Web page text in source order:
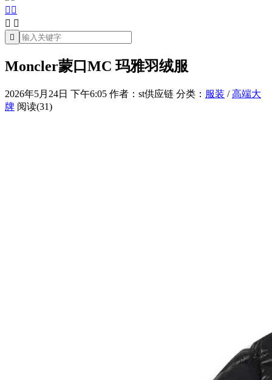
 
 

Moncler蒙口MC 玛雅羽绒服
2026年5月24日 下午6:05 作者：st供应链 分类： 服装 /高端大
牌 阅读(31)